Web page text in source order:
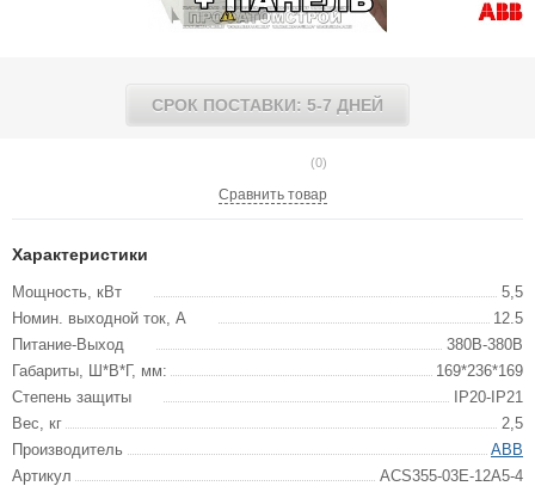
СРОК ПОСТАВКИ: 5-7 ДНЕЙ
(0)
Сравнить товар
Характеристики
Мощность, кВт
5,5
Номин. выходной ток, А
12.5
Питание-Выход
380В-380В
Габариты, Ш*В*Г, мм:
169*236*169
Степень защиты
IP20-IP21
Вес, кг
2,5
Производитель
ABB
Артикул
ACS355-03E-12A5-4